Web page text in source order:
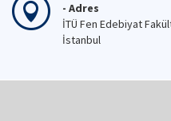
- Adres
İTÜ Fen Edebiyat
İstanbul